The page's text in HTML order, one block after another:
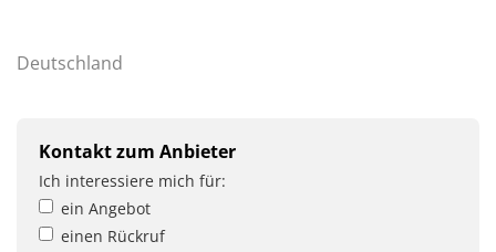
Deutschland
Kontakt zum Anbieter
Ich interessiere mich für:
ein Angebot
einen Rückruf